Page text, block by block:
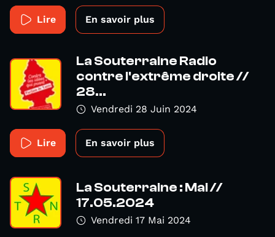
Lire En savoir plus
La Souterraine Radio
contre l'extrême droite //
28...
Vendredi 28 Juin 2024
Lire En savoir plus
La Souterraine : Mai //
17.05.2024
Vendredi 17 Mai 2024